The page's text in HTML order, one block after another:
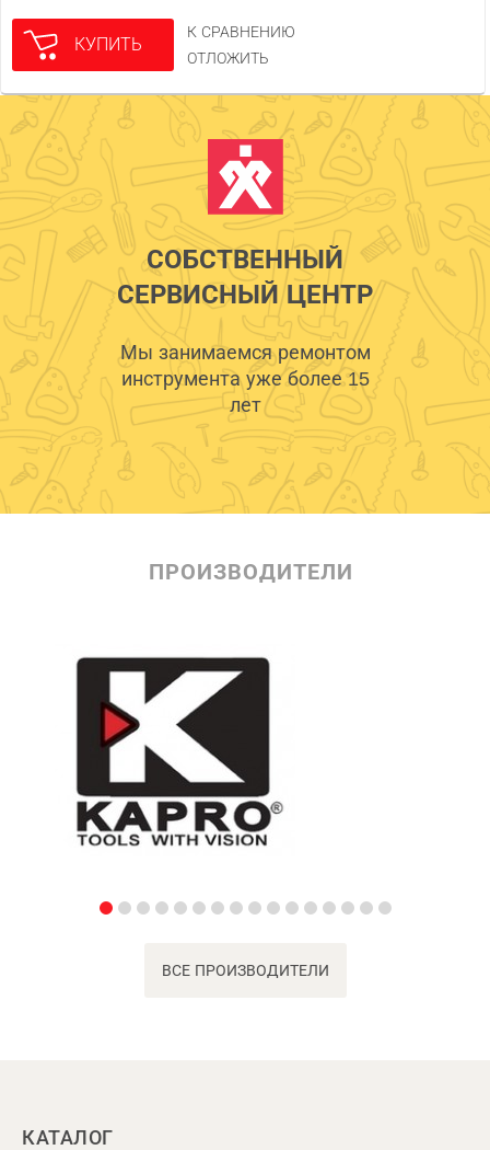
КУПИТЬ
К СРАВНЕНИЮ
ОТЛОЖИТЬ
СОБСТВЕННЫЙ
СЕРВИСНЫЙ ЦЕНТР
Мы занимаемся ремонтом
инструмента уже более 15
лет
ПРОИЗВОДИТЕЛИ
ВСЕ ПРОИЗВОДИТЕЛИ
КАТАЛОГ